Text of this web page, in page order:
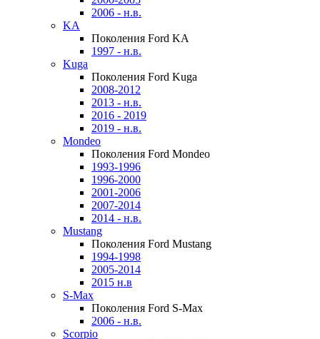
2006 - н.в.
KA
Поколения Ford KA
1997 - н.в.
Kuga
Поколения Ford Kuga
2008-2012
2013 - н.в.
2016 - 2019
2019 - н.в.
Mondeo
Поколения Ford Mondeo
1993-1996
1996-2000
2001-2006
2007-2014
2014 - н.в.
Mustang
Поколения Ford Mustang
1994-1998
2005-2014
2015 н.в
S-Max
Поколения Ford S-Max
2006 - н.в.
Scorpio